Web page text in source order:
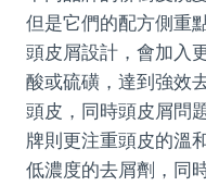
但是它們的配方側重
頭皮屑設計，會加入
酸或硫磺，達到強效
頭皮，同時頭皮屑問
牌則更注重頭皮的溫
低濃度的去屑劑，同